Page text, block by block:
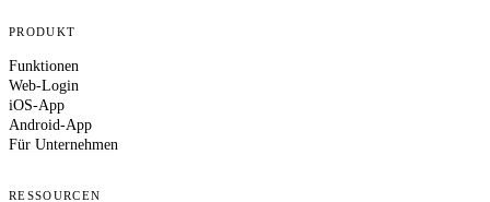
PRODUKT
Funktionen
Web-Login
iOS-App
Android-App
Für Unternehmen
RESSOURCEN